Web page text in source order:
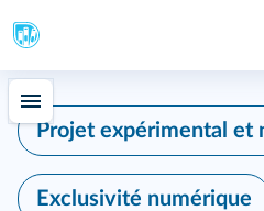
Projet expérimental et
Exclusivité numérique